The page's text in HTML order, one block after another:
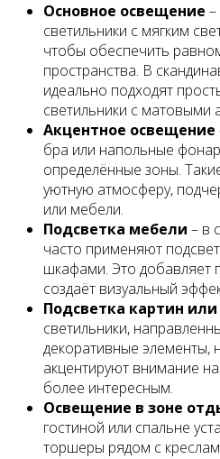
Основное освещение
светильники с мягким
чтобы обеспечить
пространства. В
идеально подходят
светильники с матовыми
Акцентное освещение
бра или напольные
определённые зоны.
уютную атмосферу,
или мебели.
Подсветка мебели – в
часто применяют
шкафами. Это добавляет
создаёт визуальный
Подсветка картин
светильники,
декоративные элементы,
акцентируют внимание
более интересным.
Освещение в зоне
гостиной или спальне
торшеры рядом с